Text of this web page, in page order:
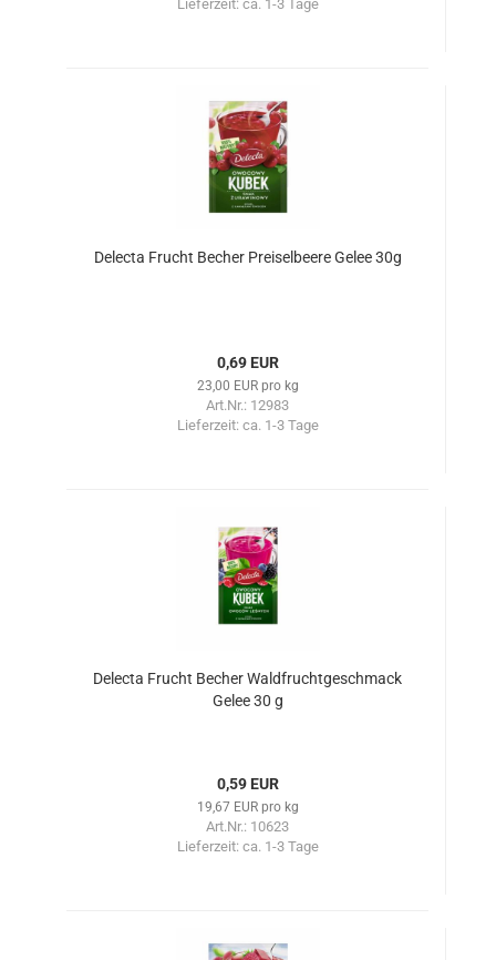
Lieferzeit: ca. 1-3 Tage
Delecta Frucht Becher Preiselbeere Gelee 30g
0,69 EUR
23,00 EUR pro kg
Art.Nr.: 12983
Lieferzeit: ca. 1-3 Tage
Delecta Frucht Becher Waldfruchtgeschmack
Gelee 30 g
0,59 EUR
19,67 EUR pro kg
Art.Nr.: 10623
Lieferzeit: ca. 1-3 Tage